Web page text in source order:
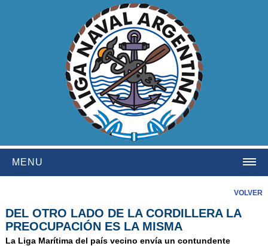
MENU
INSTITUCIONAL
NOSOTROS
VOLVER
DEL OTRO LADO DE LA CORDILLERA LA
PREOCUPACIÓN ES LA MISMA
La Liga Marítima del país vecino envía un contundente